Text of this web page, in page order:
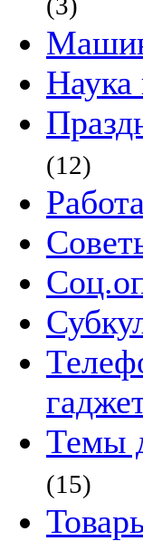
Наука
(12)
Темы
(15)